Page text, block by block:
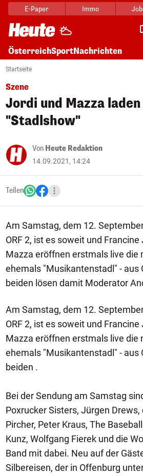
E-Paper Immo
ÖsterreichSportNachrichten
Startseite
Szene
Jordi und Mazza
"Stadlshow"
Von Heute Redaktion
14.09.2021, 14:24
Teilen
Am Samstag, dem 12.
ORF 2, ist es soweit und
Mazza eröffnen erstmals live die
ehemals "Musikantenstadl" - aus
beiden lösen damit Moderator
Am Samstag, dem 12.
ORF 2, ist es soweit und
Mazza eröffnen erstmals live die
ehemals "Musikantenstadl" - aus
beiden .
Bei der Sendung am Samstag
Poxrucker Sisters, Jürgen
Pircher, Peter Kraus, The
Kunz, Wolfgang Fierek und die
Band mit dabei. Neu auf der
Silbereisen, der in Offenburg